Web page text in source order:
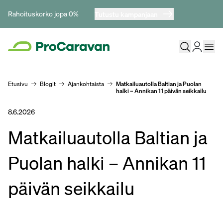
Rahoituskorko jopa 0%
Etusivu Blogit Ajankohtaista
Matkailuautolla Baltian ja Puolan
halki – Annikan 11 päivän seikkailu
8.6.2026
Matkailuautolla Baltian ja
Puolan halki – Annikan 11
päivän seikkailu